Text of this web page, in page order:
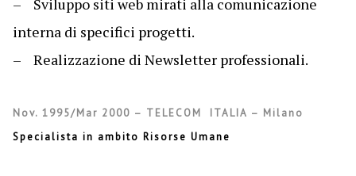
– Sviluppo siti web mirati alla comunicazione
interna di specifici progetti.
– Realizzazione di Newsletter professionali.
Nov. 1995/Mar 2000 – TELECOM ITALIA – Milano
Specialista in ambito Risorse Umane